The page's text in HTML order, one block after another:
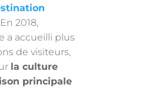
En 2018,
a accueilli plus
de visiteurs,
la culture
principale